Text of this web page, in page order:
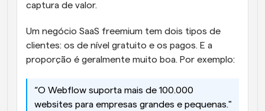
captura de valor.
Um negócio SaaS freemium tem dois tipos de
clientes: os de nível gratuito e os pagos. E a
proporção é geralmente muito boa. Por exemplo:
“O Webflow suporta mais de 100.000
websites para empresas grandes e pequenas."